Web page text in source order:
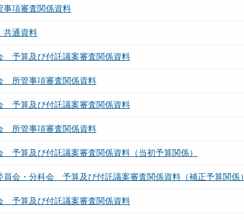
項審査関係資料
通資料
予算及び付託議案審査関係資料
所管事項審査関係資料
予算及び付託議案審査関係資料
所管事項審査関係資料
算及び付託議案審査関係資料（当初予算関係）
会・分科会 予算及び付託議案審査関係資料（補正予算関係）
予算及び付託議案審査関係資料